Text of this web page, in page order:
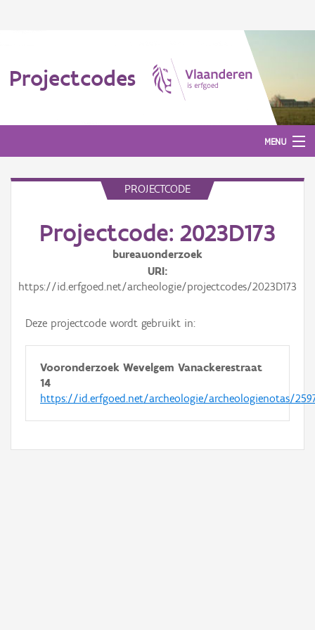
Projectcodes
MENU
PROJECTCODE
Projectcode: 2023D173
bureauonderzoek
URI
https://id.erfgoed.net/archeologie/projectcodes/2023D173
Deze projectcode wordt gebruikt in:
Vooronderzoek Wevelgem Vanackerestraat
14
https://id.erfgoed.net/archeologie/archeologienotas/